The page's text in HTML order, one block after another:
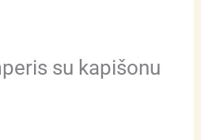
su kapišonu